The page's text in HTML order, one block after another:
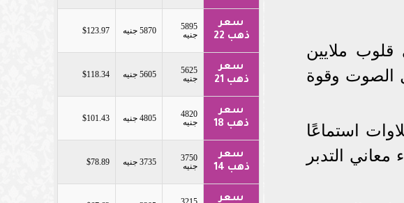
ملايين
الصوت وقوة
استماعًا
معاني التدبر
سعر
ذهب 22
5895
جنيه
5870 جنيه $123.97
سعر
ذهب 21
5625
جنيه
5605 جنيه $118.34
سعر
ذهب 18
4820
جنيه
4805 جنيه $101.43
سعر
ذهب 14
3750
جنيه
3735 جنيه $78.89
سعر